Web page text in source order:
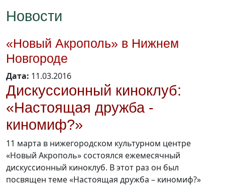
Новости
«Новый Акрополь» в Нижнем
Новгороде
Дата: 11.03.2016
Дискуссионный киноклуб:
«Настоящая дружба -
киномиф?»
11 марта в нижегородском культурном центре
«Новый Акрополь» состоялся ежемесячный
дискуссионный киноклуб. В этот раз он был
посвящен теме «Настоящая дружба – киномиф?»